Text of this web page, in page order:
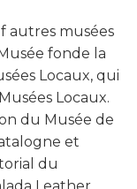
autres musées
fonde la
Locaux, qui
Locaux.
du Musée de
et
du
Leather